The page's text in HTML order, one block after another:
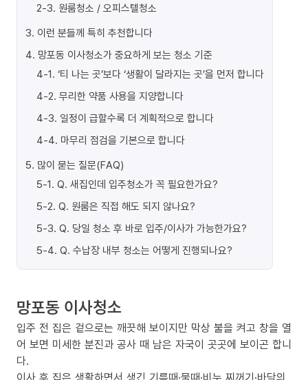
2-3. 원룸청소 / 오피스텔청소
3. 이런 분들께 특히 추천합니다
4. 망포동 이사청소가 중요하게 보는 청소 기준
4-1. ‘티 나는 곳’보다 ‘생활이 달라지는 곳’을 먼저 합니다
4-2. 무리한 약품 사용을 지양합니다
4-3. 일정이 급할수록 더 계획적으로 합니다
4-4. 마무리 점검을 기본으로 합니다
5. 많이 묻는 질문(FAQ)
5-1. Q. 새집인데 입주청소가 꼭 필요한가요?
5-2. Q. 원룸은 직접 해도 되지 않나요?
5-3. Q. 당일 청소 후 바로 입주/이사가 가능한가요?
5-4. Q. 수납장 내부 청소는 어떻게 진행되나요?
망포동 이사청소
입주 전 집은 겉으로는 깨끗해 보이지만 막상 불을 켜고 창을 열
어 보면 미세한 분진과 공사 때 남은 자국이 곳곳에 보이곤 합니
다.